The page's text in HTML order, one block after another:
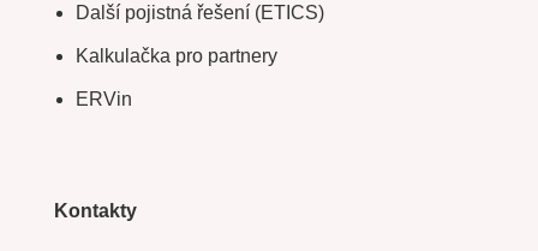
Další pojistná řešení (ETICS)
Kalkulačka pro partnery
ERVin
Kontakty